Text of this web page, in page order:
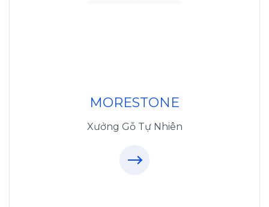
MORESTONE
Xưởng Gỗ Tự Nhiên